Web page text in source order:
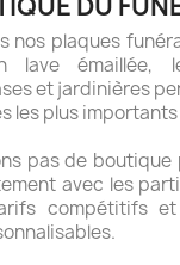
nos plaques
lave émaillée,
et jardinières
les plus
pas de boutique
avec les
compétitifs